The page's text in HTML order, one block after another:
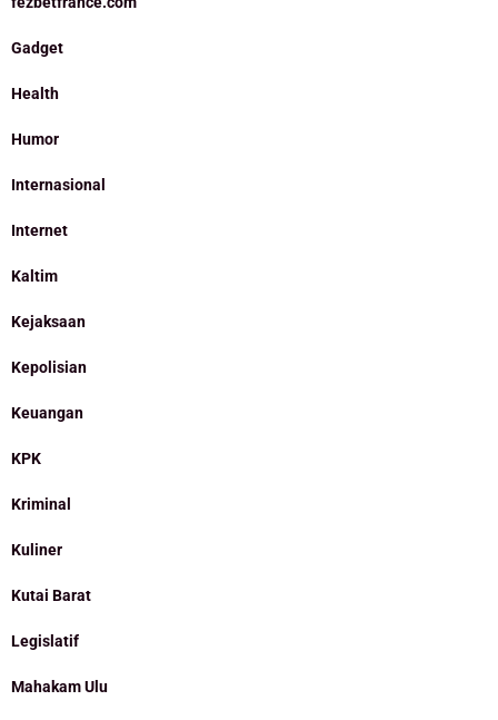
Gadget
Health
Humor
Internasional
Internet
Kaltim
Kejaksaan
Kepolisian
Keuangan
KPK
Kriminal
Kuliner
Kutai Barat
Legislatif
Mahakam Ulu